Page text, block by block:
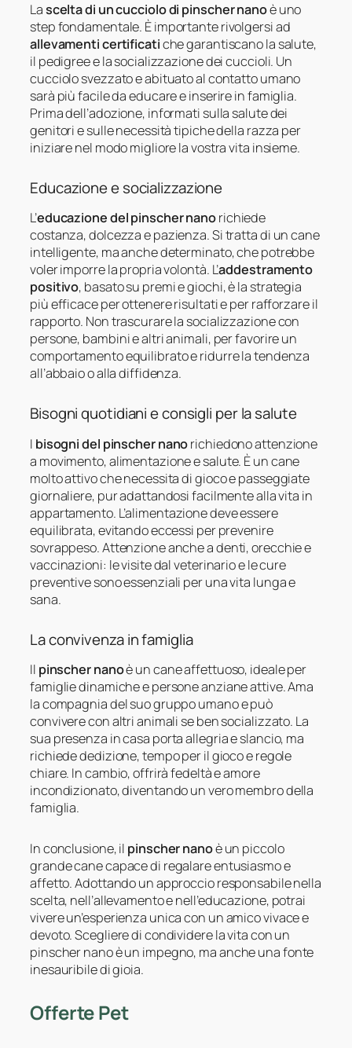
Lascelta di un cucciolo di pinscher nanoè uno
step fondamentale. È importante rivolgersi ad
allevamenti certificatiche garantiscano la salute,
il pedigree e la socializzazione dei cuccioli. Un
cucciolo svezzato e abituato al contatto umano
sarà più facile da educare e inserire in famiglia.
Prima dell’adozione, informati sulla salute dei
genitori e sulle necessità tipiche della razza per
iniziare nel modo migliore la vostra vita insieme.
Educazione e socializzazione
L’educazione del pinscher nanorichiede
costanza, dolcezza e pazienza. Si tratta di un cane
intelligente, ma anche determinato, che potrebbe
voler imporre la propria volontà. L’addestramento
positivo, basato su premi e giochi, è la strategia
più efficace per ottenere risultati e per rafforzare il
rapporto. Non trascurare la socializzazione con
persone, bambini e altri animali, per favorire un
comportamento equilibrato e ridurre la tendenza
all’abbaio o alla diffidenza.
Bisogni quotidiani e consigli per la salute
I bisogni del pinscher nanorichiedono attenzione
a movimento, alimentazione e salute. È un cane
molto attivo che necessita di gioco e passeggiate
giornaliere, pur adattandosi facilmente alla vita in
appartamento. L’alimentazione deve essere
equilibrata, evitando eccessi per prevenire
sovrappeso. Attenzione anche a denti, orecchie e
vaccinazioni: le visite dal veterinario e le cure
preventive sono essenziali per una vita lunga e
sana.
La convivenza in famiglia
Il pinscher nanoè un cane affettuoso, ideale per
famiglie dinamiche e persone anziane attive. Ama
la compagnia del suo gruppo umano e può
convivere con altri animali se ben socializzato. La
sua presenza in casa porta allegria e slancio, ma
richiede dedizione, tempo per il gioco e regole
chiare. In cambio, offrirà fedeltà e amore
incondizionato, diventando un vero membro della
famiglia.
In conclusione, il pinscher nanoè un piccolo
grande cane capace di regalare entusiasmo e
affetto. Adottando un approccio responsabile nella
scelta, nell’allevamento e nell’educazione, potrai
vivere un’esperienza unica con un amico vivace e
devoto. Scegliere di condividere la vita con un
pinscher nano è un impegno, ma anche una fonte
inesauribile di gioia.
Offerte Pet